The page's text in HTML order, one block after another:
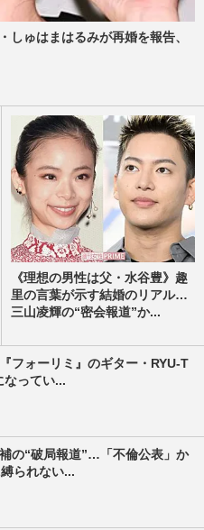
しゅはまはるみが再婚を報告、
《理想の男性は父・水谷豊》趣
里の言葉が示す結婚のリアル…
三山凌輝の“密会報道”か...
フォーリミ』のギター・RYU-T
なってい...
の“破局報道”…「不倫公表」か
られない...